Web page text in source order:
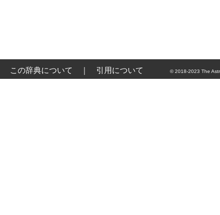
この辞典について 引用について © 2018-2023 The